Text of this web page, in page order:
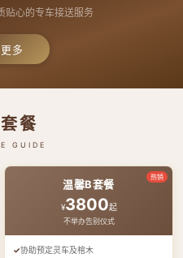
贴心的专车接送服务
多
餐
GUIDE
热销
温馨B套餐
¥3800起
不举办告别仪式
协助预定灵车及棺木